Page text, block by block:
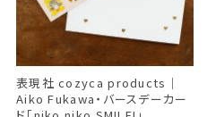
表現社 cozyca products｜
Aiko Fukawa・バースデーカー